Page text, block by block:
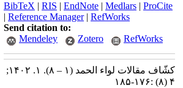
BibTeX | RIS | EndNote | Medlars | ProCite
| Reference Manager| RefWorks
Send citation to:
Mendeley
Zotero RefWorks
کشّاف مقالات لواء الحمد (۱ – ۸). ۱. ۱۴۰۲;
۴ (۸) :۱۷۶-۱۸۵